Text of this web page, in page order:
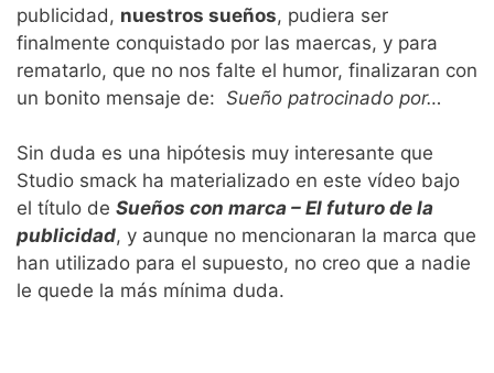
publicidad, nuestros sueños, pudiera ser
finalmente conquistado por las maercas, y para
rematarlo, que no nos falte el humor, finalizaran con
un bonito mensaje de: Sueño patrocinado por…
Sin duda es una hipótesis muy interesante que
Studio smack ha materializado en este vídeo bajo
el título de Sueños con marca – El futuro de la
publicidad, y aunque no mencionaran la marca que
han utilizado para el supuesto, no creo que a nadie
le quede la más mínima duda.